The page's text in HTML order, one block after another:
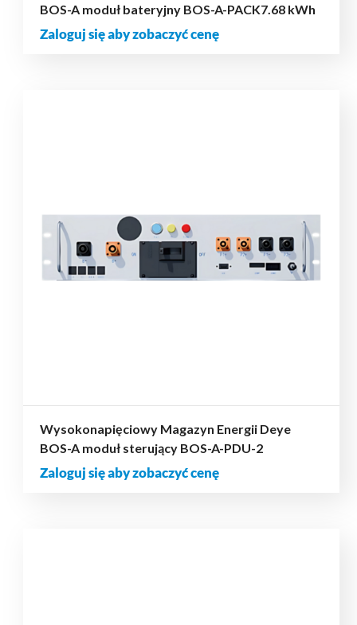
BOS-A moduł bateryjny BOS-A-PACK7.68 kWh
Zaloguj się aby zobaczyć cenę
Wysokonapięciowy Magazyn Energii Deye
BOS-A moduł sterujący BOS-A-PDU-2
Zaloguj się aby zobaczyć cenę